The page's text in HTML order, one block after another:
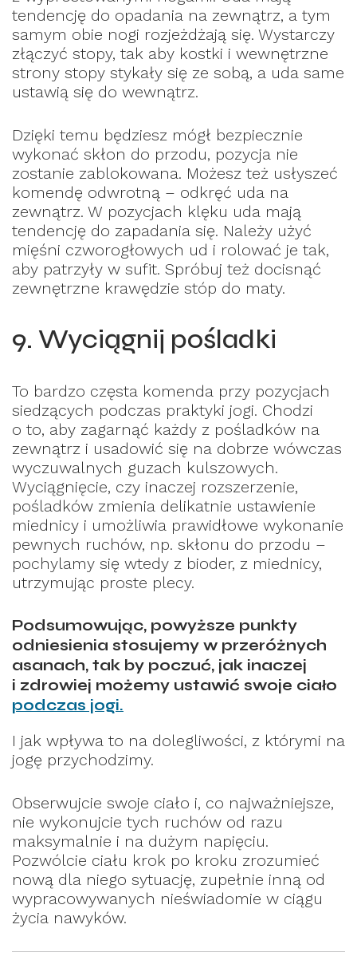
tendencję do opadania na zewnątrz, a tym
samym obie nogi rozjeżdżają się. Wystarczy
złączyć stopy, tak aby kostki i wewnętrzne
strony stopy stykały się ze sobą, a uda same
ustawią się do wewnątrz.
Dzięki temu będziesz mógł bezpiecznie
wykonać skłon do przodu, pozycja nie
zostanie zablokowana. Możesz też usłyszeć
komendę odwrotną – odkręć uda na
zewnątrz. W pozycjach klęku uda mają
tendencję do zapadania się. Należy użyć
mięśni czworogłowych ud i rolować je tak,
aby patrzyły w sufit. Spróbuj też docisnąć
zewnętrzne krawędzie stóp do maty.
9. Wyciągnij pośladki
To bardzo częsta komenda przy pozycjach
siedzących podczas praktyki jogi. Chodzi
o to, aby zagarnąć każdy z pośladków na
zewnątrz i usadowić się na dobrze wówczas
wyczuwalnych guzach kulszowych.
Wyciągnięcie, czy inaczej rozszerzenie,
pośladków zmienia delikatnie ustawienie
miednicy i umożliwia prawidłowe wykonanie
pewnych ruchów, np. skłonu do przodu –
pochylamy się wtedy z bioder, z miednicy,
utrzymując proste plecy.
Podsumowując, powyższe punkty
odniesienia stosujemy w przeróżnych
asanach, tak by poczuć, jak inaczej
i zdrowiej możemy ustawić swoje ciało
podczas jogi.
I jak wpływa to na dolegliwości, z którymi na
jogę przychodzimy.
Obserwujcie swoje ciało i, co najważniejsze,
nie wykonujcie tych ruchów od razu
maksymalnie i na dużym napięciu.
Pozwólcie ciału krok po kroku zrozumieć
nową dla niego sytuację, zupełnie inną od
wypracowywanych nieświadomie w ciągu
życia nawyków.